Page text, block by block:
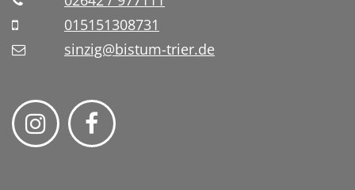
015151308731
sinzig@bistum-trier.de